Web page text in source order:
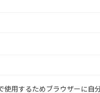
使用するためブラウザーに自